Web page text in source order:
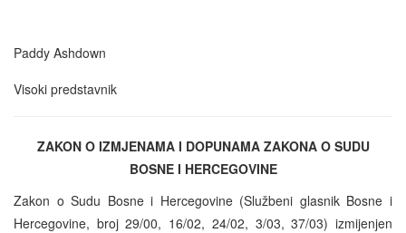
Paddy Ashdown
Visoki predstavnik
ZAKON O IZMJENAMA I DOPUNAMA ZAKONA O SUDU
BOSNE I HERCEGOVINE
Zakon o Sudu Bosne i Hercegovine (Službeni glasnik Bosne i
Hercegovine, broj 29/00, 16/02, 24/02, 3/03, 37/03) izmijenjen